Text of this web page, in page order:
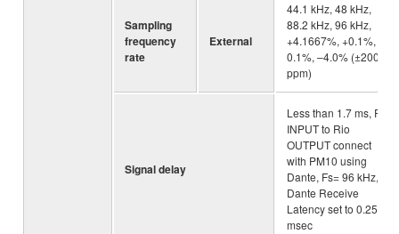
Sampling
frequency
rate
External
44.1 kHz, 48 kHz,
88.2 kHz, 96 kHz,
+4.1667%, +0.1%, –
0.1%, –4.0% (±200
ppm)
Signal delay
Less than 1.7 ms, Rio
INPUT to Rio
OUTPUT connect
with PM10 using
Dante, Fs= 96 kHz,
Dante Receive
Latency set to 0.25
msec